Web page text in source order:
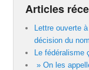
Articles
Lettre ouverte
décision du
Le fédéralisme
» On les